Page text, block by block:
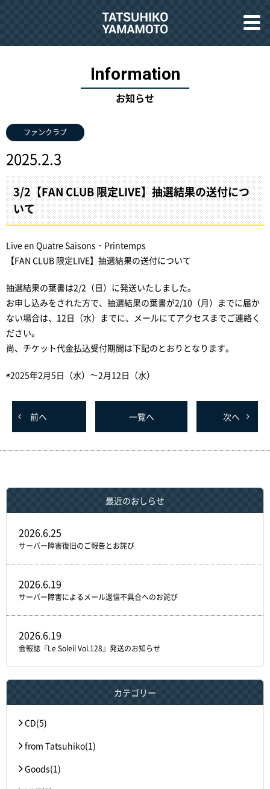
お知らせ
ファンクラブ
2025.2.3
3/2【FAN CLUB 限定LIVE】抽選結果の送付につ
いて
Live en Quatre Saisons・Printemps
【FAN CLUB 限定LIVE】抽選結果の送付について
抽選結果の葉書は2/2（日）に発送いたしました。
お申し込みをされた方で、抽選結果の葉書が2/10（月）までに届か
ない場合は、12日（水）までに、メールにてアクセスまでご連絡く
ださい。
尚、チケット代金払込受付期間は下記のとおりとなります。
◉2025年2月5日（水）〜2月12日（水）
前へ 一覧へ 次へ
最近のおしらせ
2026.6.25
サーバー障害復旧のご報告とお詫び
2026.6.19
サーバー障害によるメール返信不具合へのお詫び
2026.6.19
会報誌『Le Soleil Vol.128』発送のお知らせ
カテゴリー
CD(5)
from Tatsuhiko(1)
Goods(1)